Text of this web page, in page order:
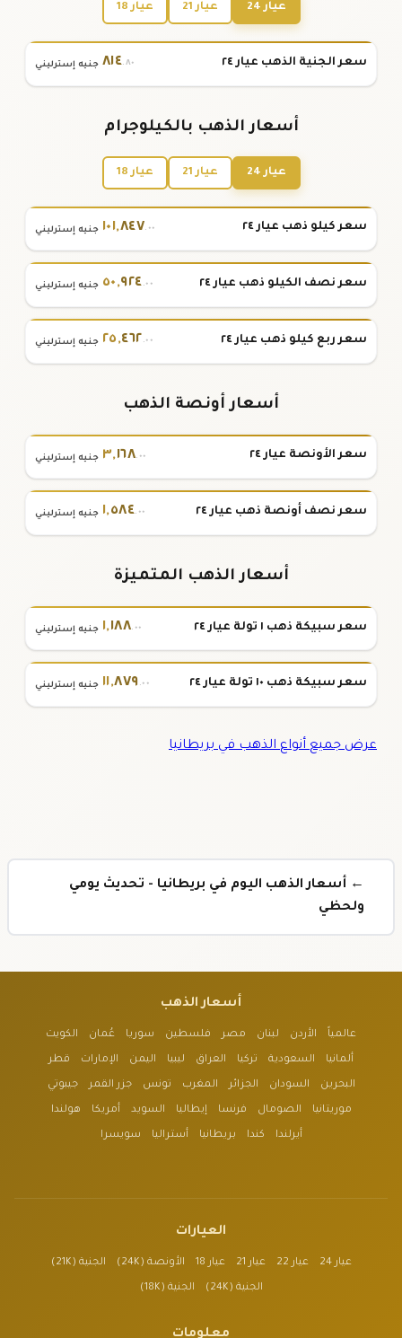
عيار 24 عيار 21 عيار 18
سعر الجنية الذهب عيار ٢٤ ٨١٤.٨٠ جنيه إسترليني
أسعار الذهب بالكيلوجرام
عيار 24 عيار 21 عيار 18
سعر كيلو ذهب عيار ٢٤ ١٠١,٨٤٧.٠٠ جنيه إسترليني
سعر نصف الكيلو ذهب عيار ٢٤ ٥٠,٩٢٤.٠٠ جنيه إسترليني
سعر ربع كيلو ذهب عيار ٢٤ ٢٥,٤٦٢.٠٠ جنيه إسترليني
أسعار أونصة الذهب
سعر الأونصة عيار ٢٤ ٣,١٦٨.٠٠ جنيه إسترليني
سعر نصف أونصة ذهب عيار ٢٤ ١,٥٨٤.٠٠ جنيه إسترليني
أسعار الذهب المتميزة
سعر سبيكة ذهب ١ تولة عيار ٢٤ ١,١٨٨.٠٠ جنيه إسترليني
سعر سبيكة ذهب ١٠ تولة عيار ٢٤ ١١,٨٧٩.٠٠ جنيه إسترليني
عرض جميع أنواع الذهب في بريطانيا
← أسعار الذهب اليوم في بريطانيا - تحديث يومي
ولحظي
أسعار الذهب
عالمياً الأردن لبنان مصر فلسطين سوريا عُمان الكويت
ألمانيا السعودية تركيا العراق ليبيا اليمن الإمارات قطر
البحرين السودان الجزائر المغرب تونس جزر القمر جيبوتي
موريتانيا الصومال فرنسا إيطاليا السويد أمريكا هولندا
أيرلندا كندا بريطانيا أستراليا سويسرا
العيارات
عيار 24 عيار 22 عيار 21 عيار 18 الأونصة (24K) الجنية (21K)
الجنية (24K) الجنية (18K)
معلومات